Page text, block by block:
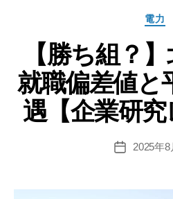
カ
ー
電力
【勝ち組？
就職偏差値と
遇【企業研究
投
2025年8